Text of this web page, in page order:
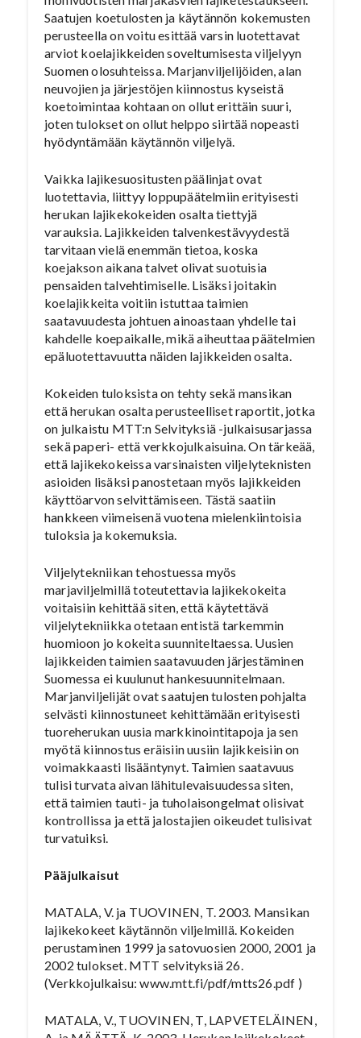
Saatujen koetulosten ja käytännön kokemusten
perusteella on voitu esittää varsin luotettavat
arviot koelajikkeiden soveltumisesta viljelyyn
Suomen olosuhteissa. Marjanviljelijöiden, alan
neuvojien ja järjestöjen kiinnostus kyseistä
koetoimintaa kohtaan on ollut erittäin suuri,
joten tulokset on ollut helppo siirtää nopeasti
hyödyntämään käytännön viljelyä.
Vaikka lajikesuositusten päälinjat ovat
luotettavia, liittyy loppupäätelmiin erityisesti
herukan lajikekokeiden osalta tiettyjä
varauksia. Lajikkeiden talvenkestävyydestä
tarvitaan vielä enemmän tietoa, koska
koejakson aikana talvet olivat suotuisia
pensaiden talvehtimiselle. Lisäksi joitakin
koelajikkeita voitiin istuttaa taimien
saatavuudesta johtuen ainoastaan yhdelle tai
kahdelle koepaikalle, mikä aiheuttaa päätelmien
epäluotettavuutta näiden lajikkeiden osalta.
Kokeiden tuloksista on tehty sekä mansikan
että herukan osalta perusteelliset raportit, jotka
on julkaistu MTT:n Selvityksiä -julkaisusarjassa
sekä paperi- että verkkojulkaisuina. On tärkeää,
että lajikekokeissa varsinaisten viljelyteknisten
asioiden lisäksi panostetaan myös lajikkeiden
käyttöarvon selvittämiseen. Tästä saatiin
hankkeen viimeisenä vuotena mielenkiintoisia
tuloksia ja kokemuksia.
Viljelytekniikan tehostuessa myös
marjaviljelmillä toteutettavia lajikekokeita
voitaisiin kehittää siten, että käytettävä
viljelytekniikka otetaan entistä tarkemmin
huomioon jo kokeita suunniteltaessa. Uusien
lajikkeiden taimien saatavuuden järjestäminen
Suomessa ei kuulunut hankesuunnitelmaan.
Marjanviljelijät ovat saatujen tulosten pohjalta
selvästi kiinnostuneet kehittämään erityisesti
tuoreherukan uusia markkinointitapoja ja sen
myötä kiinnostus eräisiin uusiin lajikkeisiin on
voimakkaasti lisääntynyt. Taimien saatavuus
tulisi turvata aivan lähitulevaisuudessa siten,
että taimien tauti- ja tuholaisongelmat olisivat
kontrollissa ja että jalostajien oikeudet tulisivat
turvatuiksi.
Pääjulkaisut
MATALA, V. ja TUOVINEN, T. 2003. Mansikan
lajikekokeet käytännön viljelmillä. Kokeiden
perustaminen 1999 ja satovuosien 2000, 2001 ja
2002 tulokset. MTT selvityksiä 26.
(Verkkojulkaisu: www.mtt.fi/pdf/mtts26.pdf )
MATALA, V., TUOVINEN, T, LAPVETELÄINEN,